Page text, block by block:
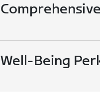
Well-Being